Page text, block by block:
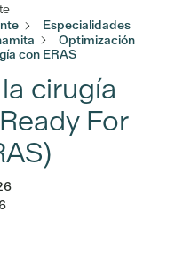
Especialidades
Optimización
con ERAS
cirugía
For